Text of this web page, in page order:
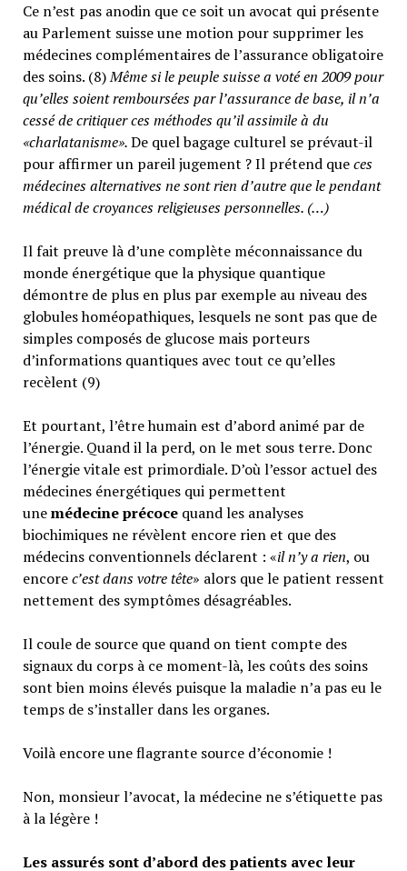
Ce n’est pas anodin que ce soit un avocat qui présente
au Parlement suisse une motion pour supprimer les
médecines complémentaires de l’assurance obligatoire
des soins. (8)Même si le peuple suisse a voté en 2009 pour
qu’elles soient remboursées par l’assurance de base, il n’a
cessé de critiquer ces méthodes qu’il assimile à du
«charlatanisme».De quel bagage culturel se prévaut-il
pour affirmer un pareil jugement ? Il prétend queces
médecines alternatives ne sont rien d’autre que le pendant
médical de croyances religieuses personnelles. (…)
Il fait preuve là d’une complète méconnaissance du
monde énergétique que la physique quantique
démontre de plus en plus par exemple au niveau des
globules homéopathiques, lesquels ne sont pas que de
simples composés de glucose mais porteurs
d’informations quantiques avec tout ce qu’elles
recèlent (9)
Et pourtant, l’être humain est d’abord animé par de
l’énergie. Quand il la perd, on le met sous terre. Donc
l’énergie vitale est primordiale. D’où l’essor actuel des
médecines énergétiques qui permettent
unemédecine précoce quand les analyses
biochimiques ne révèlent encore rien et que des
médecins conventionnels déclarent : «il n’y a rien, ou
encorec’est dans votre tête» alors que le patient ressent
nettement des symptômes désagréables.
Il coule de source que quand on tient compte des
signaux du corps à ce moment-là, les coûts des soins
sont bien moins élevés puisque la maladie n’a pas eu le
temps de s’installer dans les organes.
Voilà encore une flagrante source d’économie !
Non, monsieur l’avocat, la médecine ne s’étiquette pas
à la légère !
Les assurés sont d’abord des patients avec leur